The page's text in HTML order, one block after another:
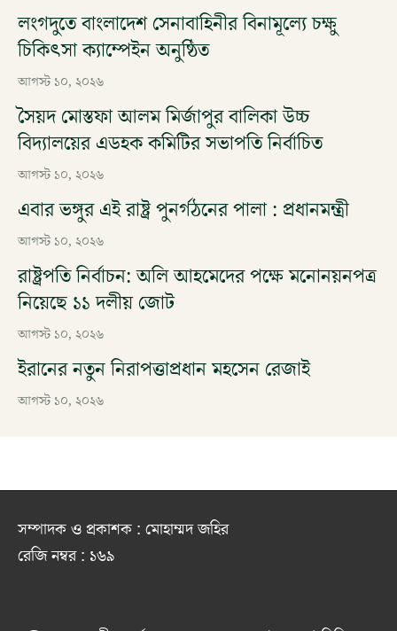
লংগদুতে বাংলাদেশ সেনাবাহিনীর বিনামূল্যে চক্ষু
চিকিৎসা ক্যাম্পেইন অনুষ্ঠিত
আগস্ট ১০, ২০২৬
সৈয়দ মোস্তফা আলম মির্জাপুর বালিকা উচ্চ
বিদ্যালয়ের এডহক কমিটির সভাপতি নির্বাচিত
আগস্ট ১০, ২০২৬
এবার ভঙ্গুর এই রাষ্ট্র পুনর্গঠনের পালা : প্রধানমন্ত্রী
আগস্ট ১০, ২০২৬
রাষ্ট্রপতি নির্বাচন: অলি আহমেদের পক্ষে মনোনয়নপত্র
নিয়েছে ১১ দলীয় জোট
আগস্ট ১০, ২০২৬
ইরানের নতুন নিরাপত্তাপ্রধান মহসেন রেজাই
আগস্ট ১০, ২০২৬
সম্পাদক ও প্রকাশক : মোহাম্মদ জহির
রেজি নম্বর : ১৬৯